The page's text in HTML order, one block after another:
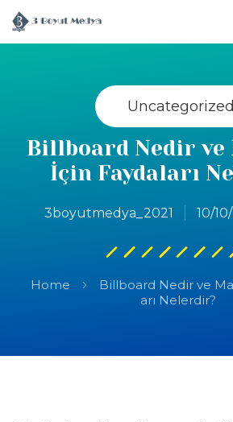
Uncategorized
Billboard Nedir
İçin Faydaları
3boyutmedya_2021 10/
Home
Billboard Nedir ve
arı Nelerdir?